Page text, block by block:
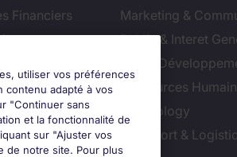
Financiers
Marketing &
Public & Interet
RSE &
Ressources
Technology
Transport &
utiliser vos préférences
contenu adapté à vos
"Continuer sans
et la fonctionnalité de
sur "Ajuster vos
de notre site. Pour plus